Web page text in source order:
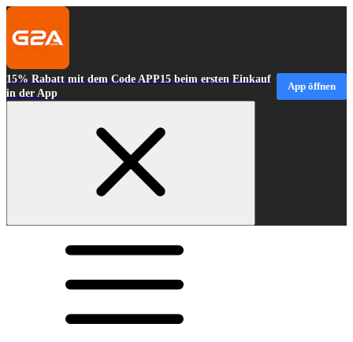
15% Rabatt mit dem Code APP15 beim ersten Einkauf
in der App
App öffnen